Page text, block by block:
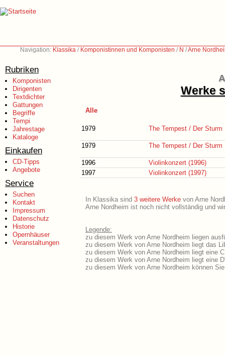
Navigation: Klassika / Komponistinnen und Komponisten / N /Arne
Rubriken
Komponisten
Dirigenten
Textdichter
Gattungen
Begriffe
Tempi
Jahrestage
Kataloge
Einkaufen
CD-Tipps
Angebote
Service
Suchen
Kontakt
Impressum
Datenschutz
Historie
Opernhäuser
Veranstaltungen
Werke
Alle
1979 The Tempest / Der Sturm
1979 The Tempest / Der Sturm
1996
Violinkonzert (1996)
1997
Violinkonzert (1997)
In Klassika sind 3 weitere Werke von Arne
Arne Nordheim ist noch nicht vollständig und
Legende:
zu diesem Werk von Arne Nordheim liegen
zu diesem Werk von Arne Nordheim liegt das
zu diesem Werk von Arne Nordheim liegt eine
zu diesem Werk von Arne Nordheim liegt eine
zu diesem Werk von Arne Nordheim können